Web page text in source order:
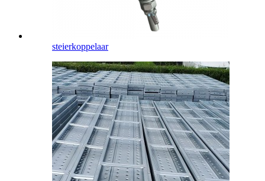
steierkoppelaar